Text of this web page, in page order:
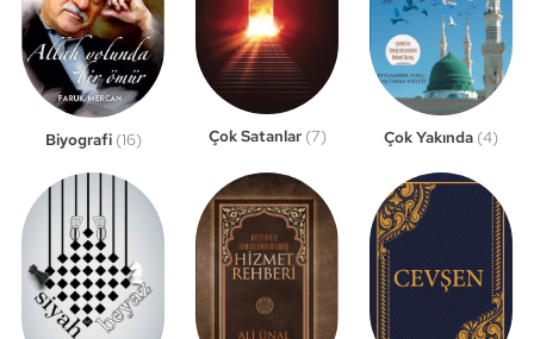
Biyografi (16) Çok Satanlar (7) Çok Yakında (4)